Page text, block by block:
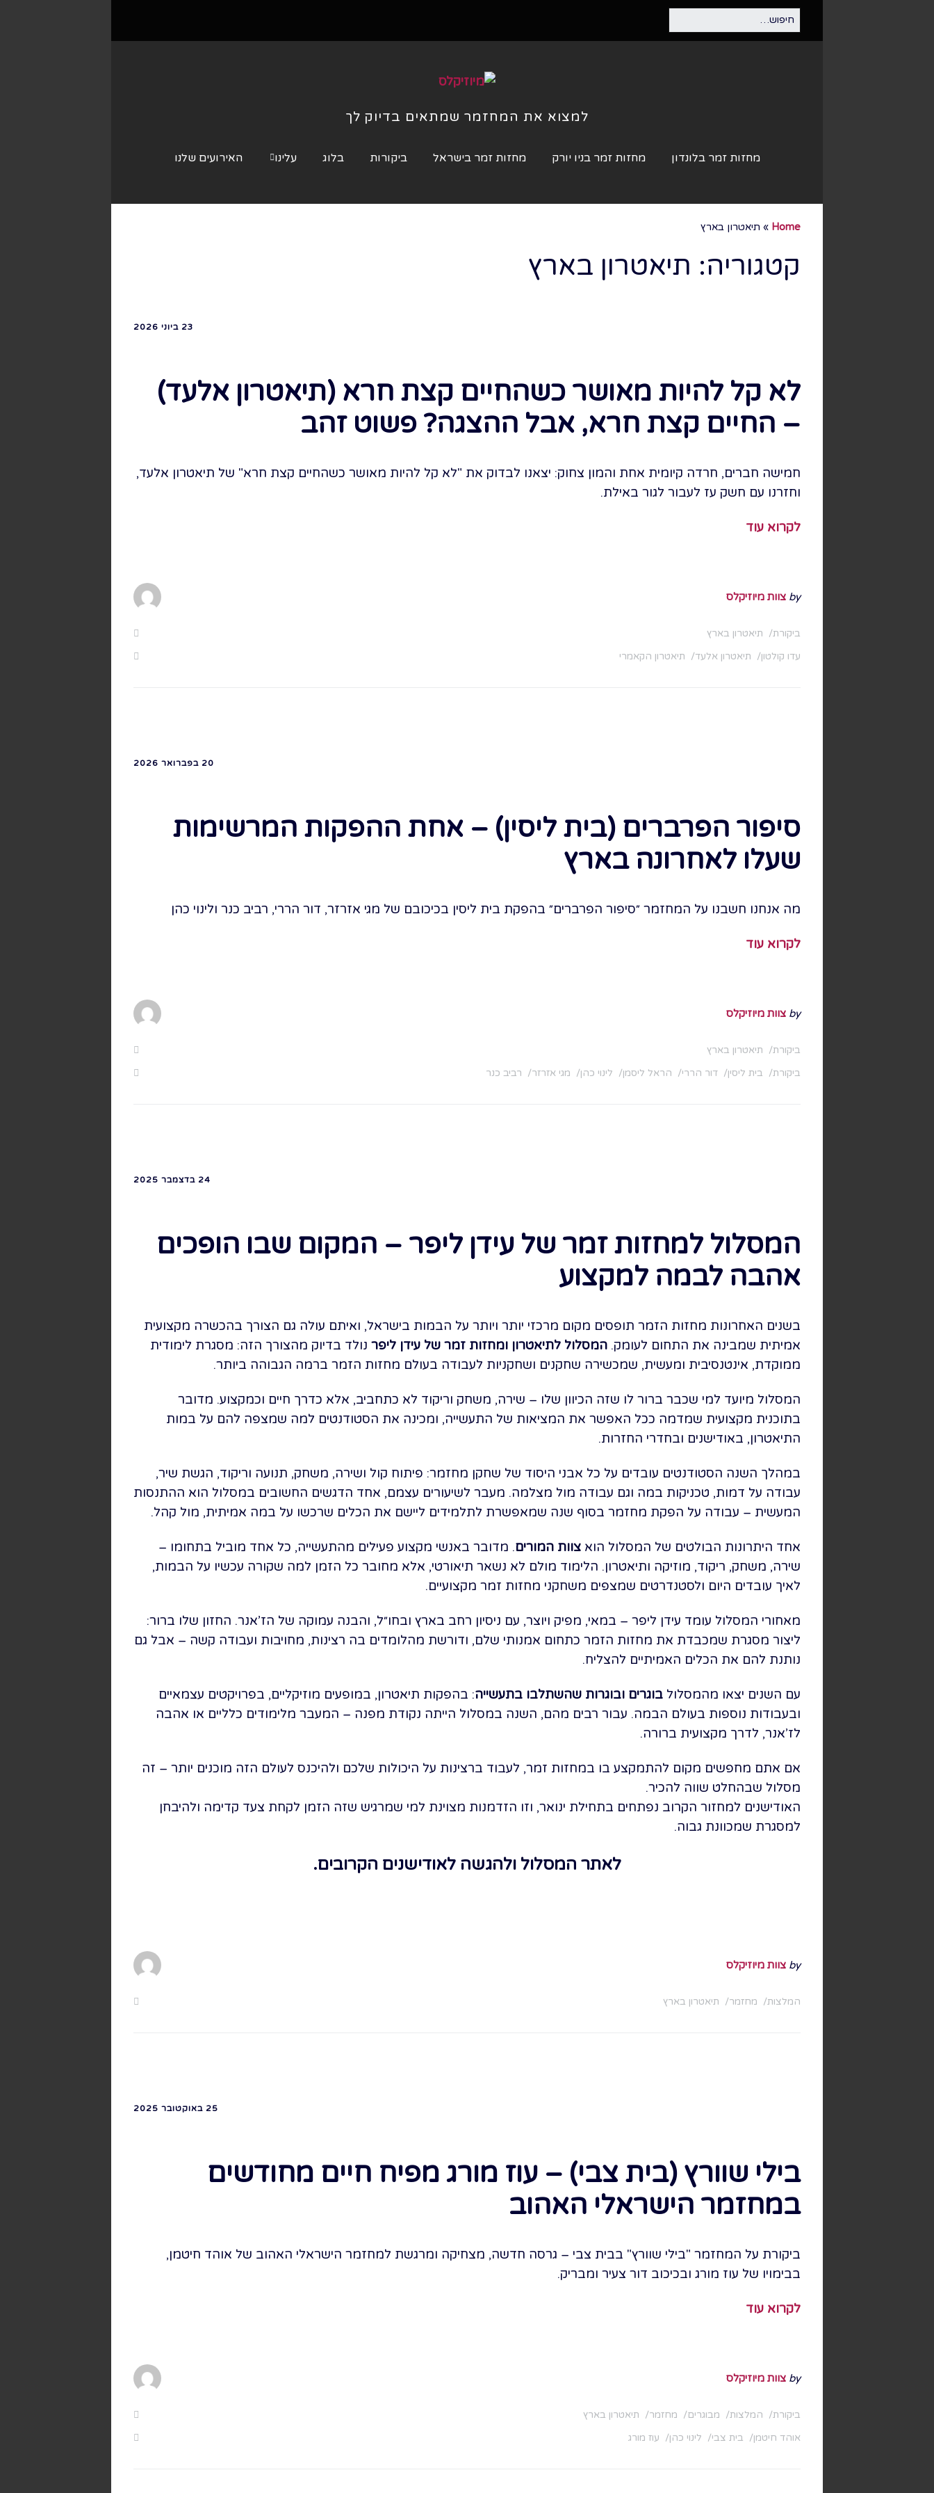
למצוא את המחזמר שמתאים בדיוק לך
מחזות זמר בלונדון מחזות זמר בניו יורק מחזות זמר בישראל ביקורות בלוג עלינו האירועים שלנו
Home
» תיאטרון בארץ
קטגוריה: תיאטרון בארץ
23 ביוני 2026
לא קל להיות מאושר כשהחיים קצת חרא (תיאטרון אלעד)
– החיים קצת חרא, אבל ההצגה? פשוט זהב
חמישה חברים, חרדה קיומית אחת והמון צחוק: יצאנו לבדוק את "לא קל להיות מאושר כשהחיים קצת חרא" של תיאטרון אלעד,
וחזרנו עם חשק עז לעבור לגור באילת.
לקרוא עוד
by צוות מיוזיקלס
ביקורת
תיאטרון בארץ
עדו קולטון
תיאטרון אלעד תיאטרון הקאמרי
20 בפברואר 2026
סיפור הפרברים (בית ליסין) – אחת ההפקות המרשימות
שעלו לאחרונה בארץ
מה אנחנו חשבנו על המחזמר ״סיפור הפרברים״ בהפקת בית ליסין בכיכובם של מגי אזרזר, דור הררי, רביב כנר ולינוי כהן
לקרוא עוד
by צוות מיוזיקלס
ביקורת
תיאטרון בארץ
ביקורת
בית ליסין דור הררי הראל ליסמן לינוי כהן מגי אזרזר רביב כנר
24 בדצמבר 2025
המסלול למחזות זמר של עידן ליפר – המקום שבו הופכים
אהבה לבמה למקצוע
בשנים האחרונות מחזות הזמר תופסים מקום מרכזי יותר ויותר על הבמות בישראל, ואיתם עולה גם הצורך בהכשרה מקצועית
אמיתית שמבינה את התחום לעומק. המסלול לתיאטרון ומחזות זמר של עידן ליפר נולד בדיוק מהצורך הזה: מסגרת לימודית
ממוקדת, אינטנסיבית ומעשית, שמכשירה שחקנים ושחקניות לעבודה בעולם מחזות הזמר ברמה הגבוהה ביותר.
המסלול מיועד למי שכבר ברור לו שזה הכיוון שלו – שירה, משחק וריקוד לא כתחביב, אלא כדרך חיים וכמקצוע. מדובר
בתוכנית מקצועית שמדמה ככל האפשר את המציאות של התעשייה, ומכינה את הסטודנטים למה שמצפה להם על במות
התיאטרון, באודישנים ובחדרי החזרות.
במהלך השנה הסטודנטים עובדים על כל אבני היסוד של שחקן מחזמר: פיתוח קול ושירה, משחק, תנועה וריקוד, הגשת שיר,
עבודה על דמות, טכניקות במה וגם עבודה מול מצלמה. מעבר לשיעורים עצמם, אחד הדגשים החשובים במסלול הוא ההתנסות
המעשית – עבודה על הפקת מחזמר בסוף שנה שמאפשרת לתלמידים ליישם את הכלים שרכשו על במה אמיתית, מול קהל.
אחד היתרונות הבולטים של המסלול הוא צוות המורים. מדובר באנשי מקצוע פעילים מהתעשייה, כל אחד מוביל בתחומו –
שירה, משחק, ריקוד, מוזיקה ותיאטרון. הלימוד מולם לא נשאר תיאורטי, אלא מחובר כל הזמן למה שקורה עכשיו על הבמות,
לאיך עובדים היום ולסטנדרטים שמצפים משחקני מחזות זמר מקצועיים.
מאחורי המסלול עומד עידן ליפר – במאי, מפיק ויוצר, עם ניסיון רחב בארץ ובחו״ל, והבנה עמוקה של הז’אנר. החזון שלו ברור:
ליצור מסגרת שמכבדת את מחזות הזמר כתחום אמנותי שלם, ודורשת מהלומדים בה רצינות, מחויבות ועבודה קשה – אבל גם
נותנת להם את הכלים האמיתיים להצליח.
עם השנים יצאו מהמסלול בוגרים ובוגרות שהשתלבו בתעשייה: בהפקות תיאטרון, במופעים מוזיקליים, בפרויקטים עצמאיים
ובעבודות נוספות בעולם הבמה. עבור רבים מהם, השנה במסלול הייתה נקודת מפנה – המעבר מלימודים כלליים או אהבה
לז’אנר, לדרך מקצועית ברורה.
אם אתם מחפשים מקום להתמקצע בו במחזות זמר, לעבוד ברצינות על היכולות שלכם ולהיכנס לעולם הזה מוכנים יותר – זה
מסלול שבהחלט שווה להכיר.
האודישנים למחזור הקרוב נפתחים בתחילת ינואר, וזו הזדמנות מצוינת למי שמרגיש שזה הזמן לקחת צעד קדימה ולהיבחן
למסגרת שמכוונת גבוה.
לאתר המסלול ולהגשה לאודישנים הקרובים.
by צוות מיוזיקלס
המלצות מחזמר תיאטרון בארץ
25 באוקטובר 2025
בילי שוורץ (בית צבי) – עוז מורג מפיח חיים מחודשים
במחזמר הישראלי האהוב
ביקורת על המחזמר "בילי שוורץ" בבית צבי – גרסה חדשה, מצחיקה ומרגשת למחזמר הישראלי האהוב של אוהד חיטמן,
בבימויו של עוז מורג ובכיכוב דור צעיר ומבריק.
לקרוא עוד
by צוות מיוזיקלס
ביקורת המלצות מבוגרים מחזמר
תיאטרון בארץ
אוהד חיטמן
בית צבי לינוי כהן עוז מורג